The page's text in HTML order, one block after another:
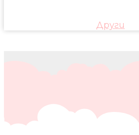
Други